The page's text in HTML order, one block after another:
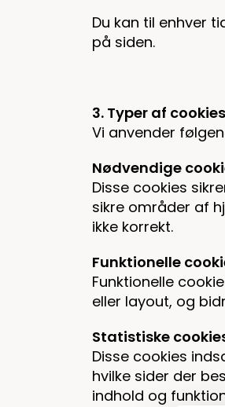
Du kan til enhver
på siden.
3. Typer af
Vi anvender
Nødvendige
Disse cookies
sikre områder af
ikke korrekt.
Funktionelle
Funktionelle
eller layout, og
Statistiske
Disse cookies
hvilke sider der
indhold og